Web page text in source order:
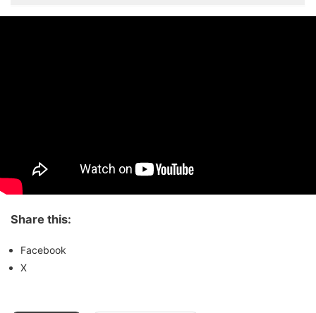
Share this:
Facebook
X